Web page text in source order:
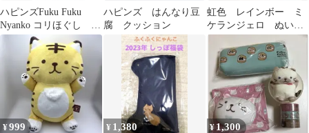
ハピンズFuku Fuku
Nyanko コリほぐし ツ
ボ押し
ハピンズ はんなり豆
腐 クッション
虹色 レインボー ミ
ケランジェロ ぬいぐ
るみ ふくふくにゃん
こ ハピンズ ねこ
¥999 ¥ 1,380 ¥1,300